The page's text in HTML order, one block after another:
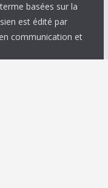
basées sur la
est édité par
communication et